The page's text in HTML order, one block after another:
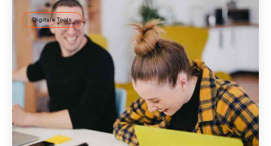
Digitale Tools
Matching: ID37 für den besten Fit
Es ist wie beim Dating: Damit Talent und Unternehmen
zusammenfinden und ihre Beziehung entwickeln können,
braucht es innovative Matching-Plattformen. Ein
Schlüsselfaktor ist die Persönlichkeit. Welchen Mehrwert
ID37 beim Business-Matching bietet und wie HR profitiert
steht hier.